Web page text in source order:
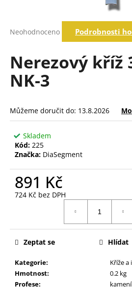
hodnocení
0,0
Neohodnoceno Podrobnosti
Nerezový kříž
NK-3
Můžeme doručit do: 13.8.2026
Skladem
Kód: 225
Značka: DiaSegment
891 Kč
724 Kč bez DPH
Kategorie:
Kříže a
Hmotnost:
0.2 kg
Profese:
Zeptat se Hlídat
j
í
?
D
o
p
o
u
j
e
m
e